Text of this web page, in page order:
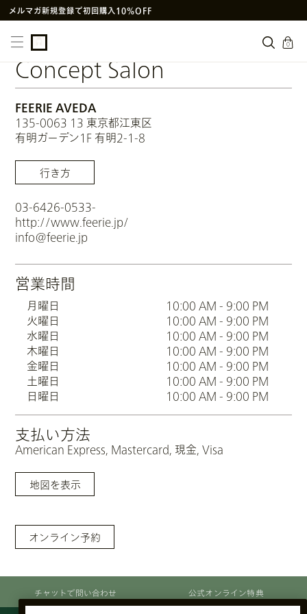
メルマガ新規登録で初回購入10%OFF
やLINE
アヴェダ製品の偽造・模倣品に関するご注意
cart
0
Concept Salon
FEERIE AVEDA
135-0063 13 東京都江東区
有明ガーデン1F 有明2-1-8
行き方
03-6426-0533-
http://www.feerie.jp/
info@feerie.jp
営業時間
月曜日
10:00 AM - 9:00 PM
火曜日
10:00 AM - 9:00 PM
水曜日
10:00 AM - 9:00 PM
木曜日
10:00 AM - 9:00 PM
金曜日
10:00 AM - 9:00 PM
土曜日
10:00 AM - 9:00 PM
日曜日
10:00 AM - 9:00 PM
支払い方法
American Express, Mastercard, 現金, Visa
地図を表示
オンライン予約
チャットで問い合わせ 公式オンライン特典